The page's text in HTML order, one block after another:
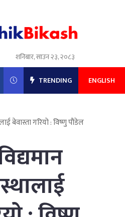
शनिबार, साउन २३, २०८३
TRENDING ENGLISH
बेवास्ता गरियाे : विष्णु पौडेल